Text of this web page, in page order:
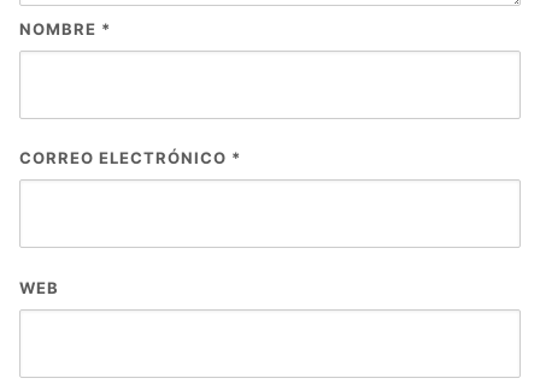
NOMBRE *
CORREO ELECTRÓNICO *
WEB